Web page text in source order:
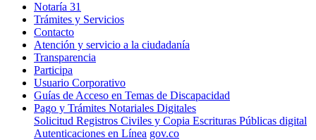
Notaría 31
Trámites y Servicios
Contacto
Atención y servicio a la ciudadanía
Transparencia
Participa
Usuario Corporativo
Guías de Acceso en Temas de Discapacidad
Pago y Trámites Notariales Digitales
Solicitud Registros Civiles y Copia Escrituras Públicas digital
Autenticaciones en Línea gov.co